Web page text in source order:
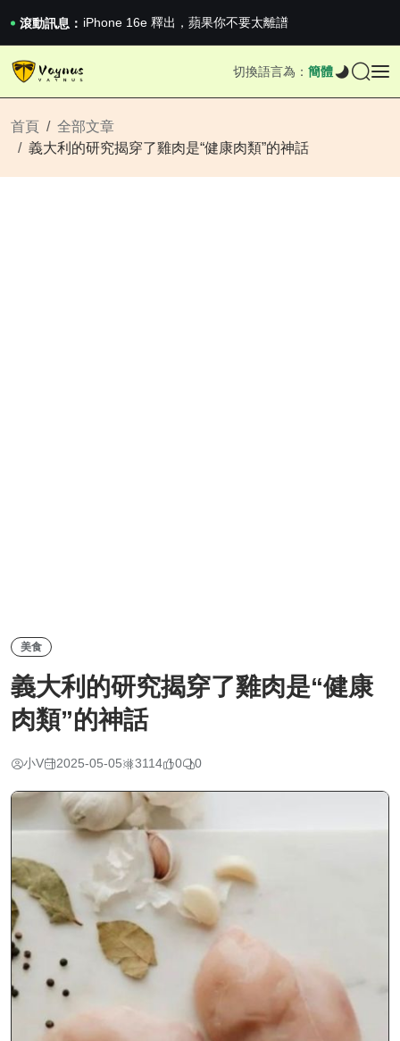
滾動訊息： 2026澳網男單收官：全滿貫對上全滿亞，德約...
《巔峰守衛 Highguard》正式上線，官...
iPhone 16e 釋出，蘋果你不要太離譜
切換語言為： 簡體
首頁
全部文章
義大利的研究揭穿了雞肉是“健康肉類”的神話
美食
義大利的研究揭穿了雞肉是“健康
肉類”的神話
小V 2025-05-05 3114 0 0